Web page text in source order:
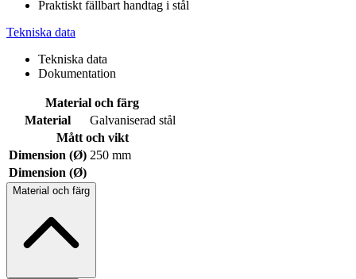
Praktiskt fällbart handtag i stål
Tekniska data
Tekniska data
Dokumentation
Material och färg
Material
Galvaniserad stål
Mått och vikt
Dimension (Ø) 250 mm
Dimension (Ø)
Material och färg